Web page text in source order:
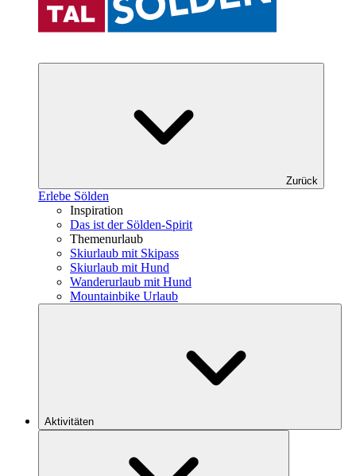
Zurück
Erlebe Sölden
Inspiration
Das ist der Sölden-Spirit
Themenurlaub
Skiurlaub mit Skipass
Skiurlaub mit Hund
Wanderurlaub mit Hund
Mountainbike Urlaub
Aktivitäten